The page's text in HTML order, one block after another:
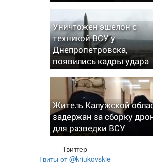
Уничтожен эшелон с
техникой ВСУ у
Днепропетровска,
появились кадры удара
Житель Калужской
задержан за сборку
для разведки ВСУ
Твиттер
Твиты от @kriukovskie